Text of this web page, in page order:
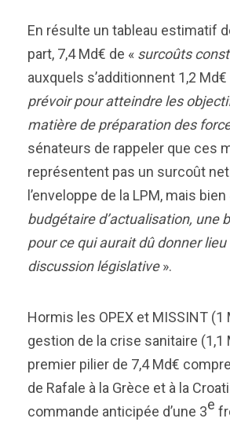
En résulte un tableau estimatif
part, 7,4 Md€ de « surcoûts
auxquels s’additionnent 1,2 Md€
prévoir pour atteindre les
matière de préparation des
sénateurs de rappeler que ces
représentent pas un surcoût
l’enveloppe de la LPM, mais bien
budgétaire d’actualisation, une
pour ce qui aurait dû donner lieu
discussion législative».
Hormis les OPEX et MISSINT (1
gestion de la crise sanitaire (1,1
premier pilier de 7,4 Md€
de Rafale à la Grèce et à la
commande anticipée d’une 3e